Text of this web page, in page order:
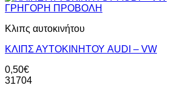
ΓΡΗΓΟΡΗ ΠΡΟΒΟΛΗ
Κλιπς αυτοκινήτου
ΚΛΙΠΣ ΑΥΤΟΚΙΝΗΤΟΥ AUDI – VW
0,50€
31704